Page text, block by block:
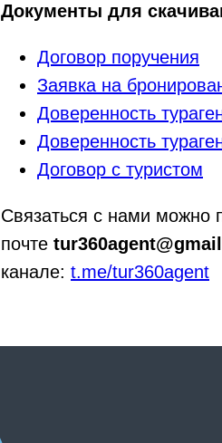
Документы для
Договор поручения
Заявка на
Доверенность
Доверенность
Договор с туристом
Связаться с нами можно
почте
канале: t.me/tur360agent